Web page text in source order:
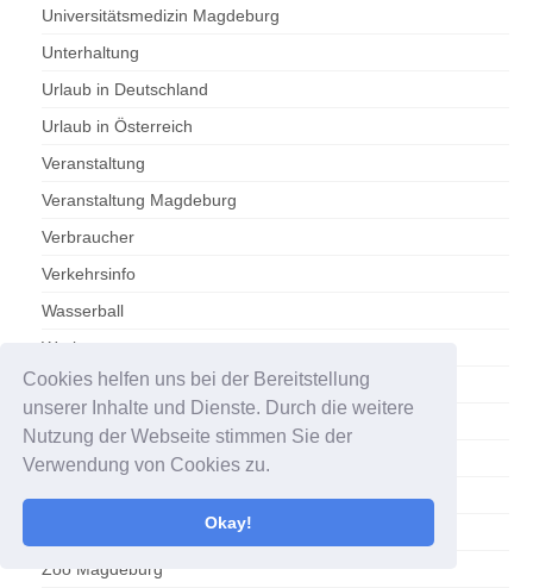
Cookies helfen uns bei der Bereitstellung
unserer Inhalte und Dienste. Durch die weitere
Nutzung der Webseite stimmen Sie der
Verwendung von Cookies zu.
Okay!
Universitätsmedizin Magdeburg
Unterhaltung
Urlaub in Deutschland
Urlaub in Österreich
Veranstaltung
Veranstaltung Magdeburg
Verbraucher
Verkehrsinfo
Wasserball
Werbung
Wetter
Wettervorhersage
Wirtschaft
Wirtschaft/Sachsen-Anhalt
Zoo Magdeburg